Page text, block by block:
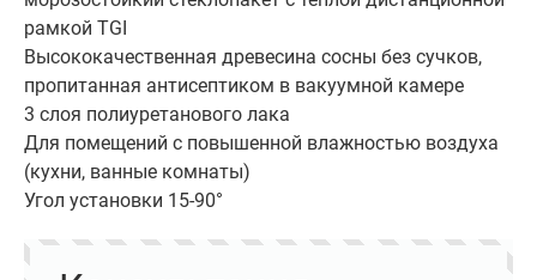
рамкой TGI
Высококачественная древесина сосны без сучков,
пропитанная антисептиком в вакуумной камере
3 слоя полиуретанового лака
Для помещений с повышенной влажностью воздуха
(кухни, ванные комнаты)
Угол установки 15-90°